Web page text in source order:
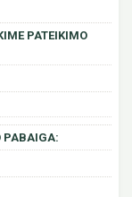
PATEIKIMO
PABAIGA: